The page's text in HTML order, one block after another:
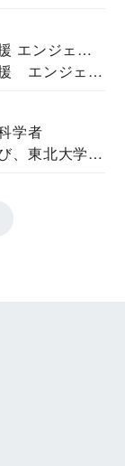
エンジェル
エンジェル
学者
、東北大学大